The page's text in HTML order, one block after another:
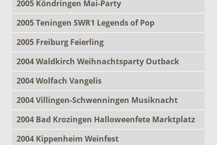
2005 Köndringen Mai-Party
2005 Teningen SWR1 Legends of Pop
2005 Freiburg Feierling
2004 Waldkirch Weihnachtsparty Outback
2004 Wolfach Vangelis
2004 Villingen-Schwenningen Musiknacht
2004 Bad Krozingen Halloweenfete Marktplatz
2004 Kippenheim Weinfest